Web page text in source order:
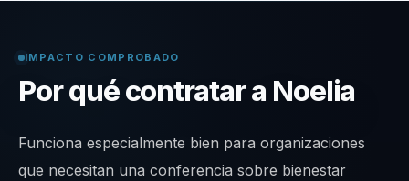
IMPACTO COMPROBADO
Por qué contratar a Noelia
Funciona especialmente bien para organizaciones
que necesitan una conferencia sobre bienestar